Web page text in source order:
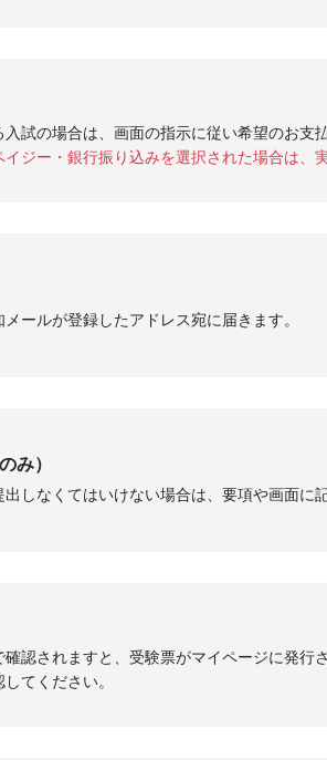
試の場合は、画面の指示に従い希望のお支
ジー・銀行振り込みを選択された場合は、
ールが登録したアドレス宛に届きます。
み）
しなくてはいけない場合は、要項や画面に
認されますと、受験票がマイページに発行
てください。